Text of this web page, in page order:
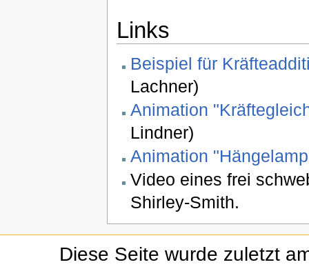
Links
Beispiel für
Lachner)
Animation
Lindner)
Animation
Video eines frei
Shirley-Smith.
Diese Seite wurde zuletzt